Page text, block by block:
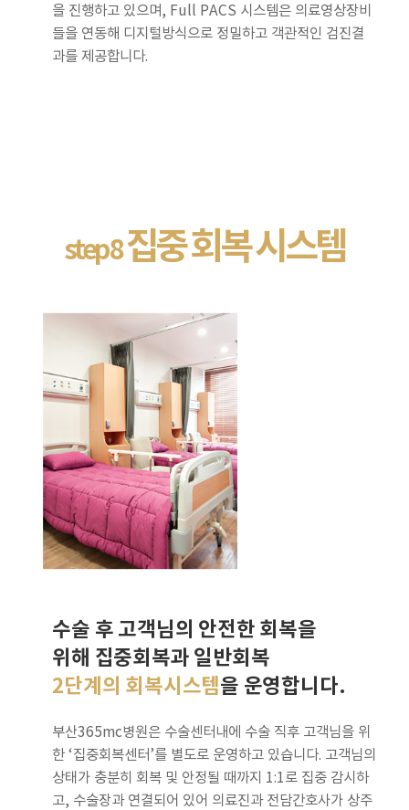
을 진행하고 있으며, Full PACS 시스템은 의료영상장비
들을 연동해 디지털방식으로 정밀하고 객관적인 검진결
과를 제공합니다.
step 8집중 회복 시스템
수술 후 고객님의 안전한 회복을
위해 집중회복과 일반회복
2단계의 회복시스템을 운영합니다.
부산365mc병원은 수술센터내에 수술 직후 고객님을 위
한 ‘집중회복센터’를 별도로 운영하고 있습니다. 고객님의
상태가 충분히 회복 및 안정될 때까지 1:1로 집중 감시하
고, 수술장과 연결되어 있어 의료진과 전담간호사가 상주